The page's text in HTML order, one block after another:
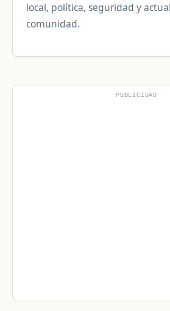
local, política, seguridad y
comunidad.
PUBLICIDAD